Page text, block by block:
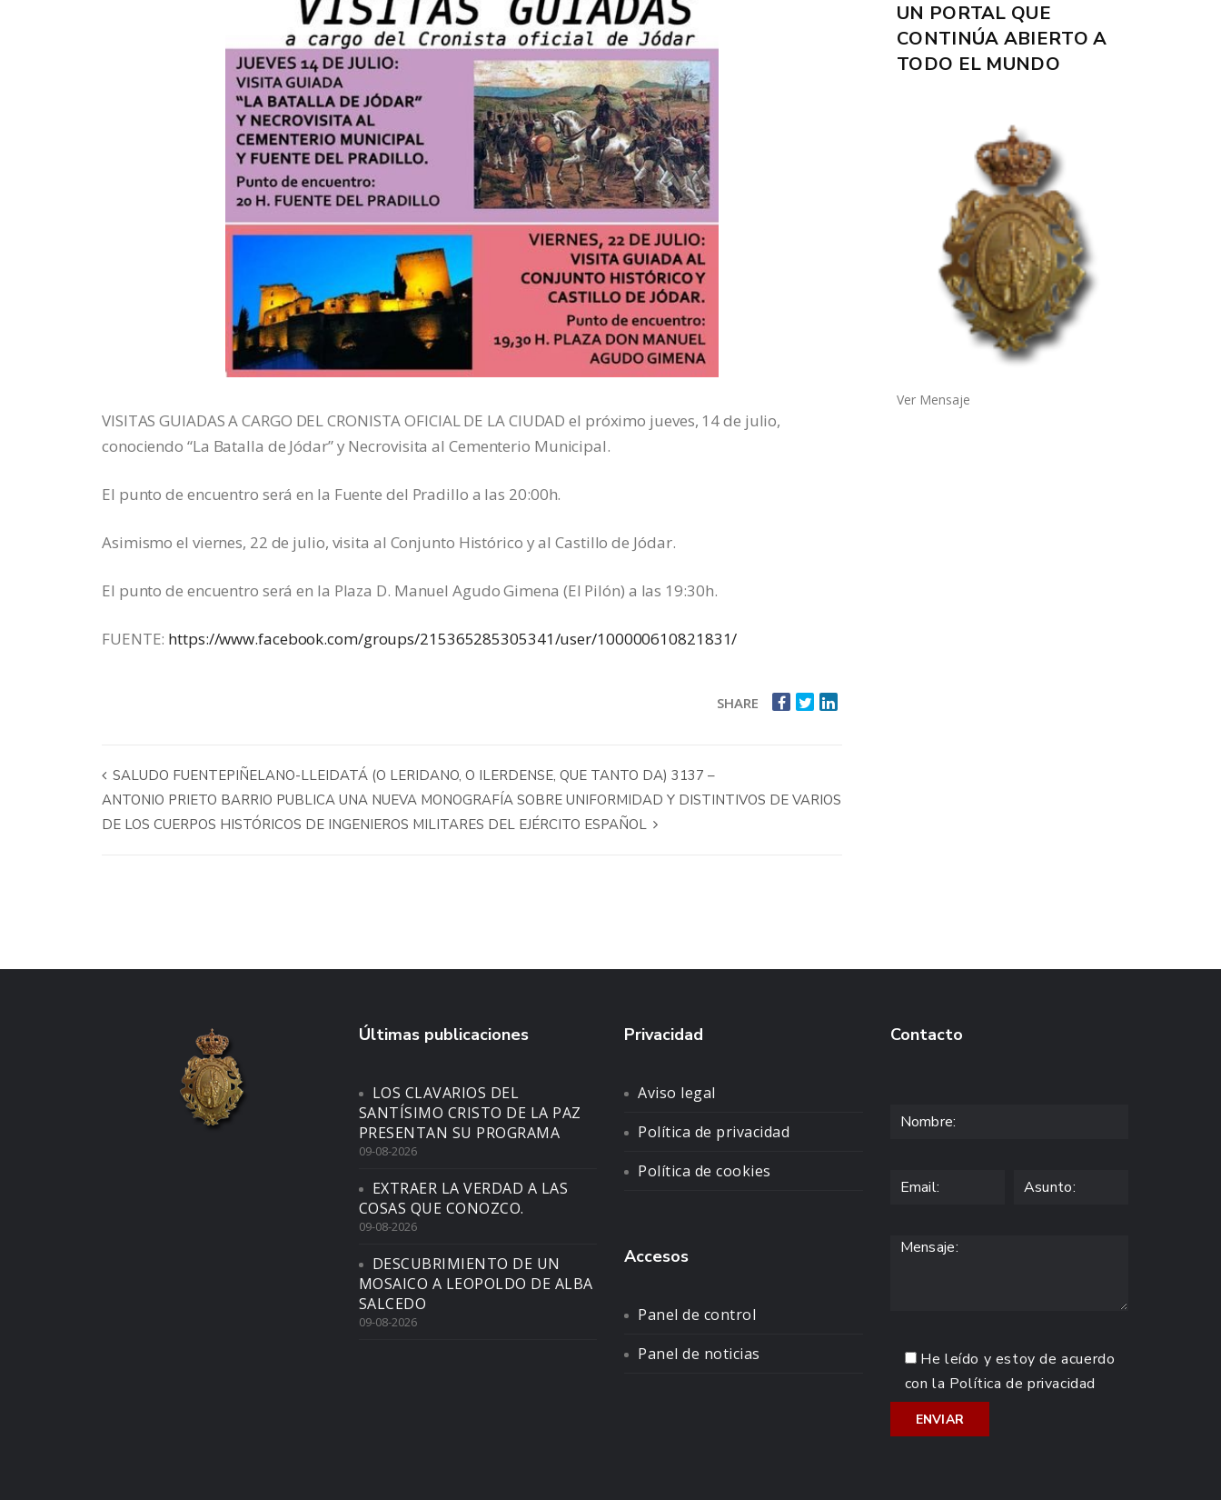
VISITAS GUIADAS A CARGO DEL CRONISTA OFICIAL DE LA CIUDAD el próximo jueves, 14 de julio,
conociendo “La Batalla de Jódar” y Necrovisita al Cementerio Municipal.
El punto de encuentro será en la Fuente del Pradillo a las 20:00h.
Asimismo el viernes, 22 de julio, visita al Conjunto Histórico y al Castillo de Jódar.
El punto de encuentro será en la Plaza D. Manuel Agudo Gimena (El Pilón) a las 19:30h.
FUENTE: https://www.facebook.com/groups/215365285305341/user/100000610821831/
SHARE
SALUDO FUENTEPIÑELANO-LLEIDATÁ (O LERIDANO, O ILERDENSE, QUE TANTO DA) 3137 –
ANTONIO PRIETO BARRIO PUBLICA UNA NUEVA MONOGRAFÍA SOBRE UNIFORMIDAD Y DISTINTIVOS DE VARIOS
DE LOS CUERPOS HISTÓRICOS DE INGENIEROS MILITARES DEL EJÉRCITO ESPAÑOL
UN PORTAL QUE
CONTINÚA ABIERTO A
TODO EL MUNDO
Ver Mensaje
Últimas publicaciones
LOS CLAVARIOS DEL
SANTÍSIMO CRISTO DE LA PAZ
PRESENTAN SU PROGRAMA
09-08-2026
EXTRAER LA VERDAD A LAS
COSAS QUE CONOZCO.
09-08-2026
DESCUBRIMIENTO DE UN
MOSAICO A LEOPOLDO DE ALBA
SALCEDO
09-08-2026
Privacidad
Aviso legal
Política de privacidad
Política de cookies
Accesos
Panel de control
Panel de noticias
Contacto
He leído y estoy de acuerdo
con la Política de privacidad